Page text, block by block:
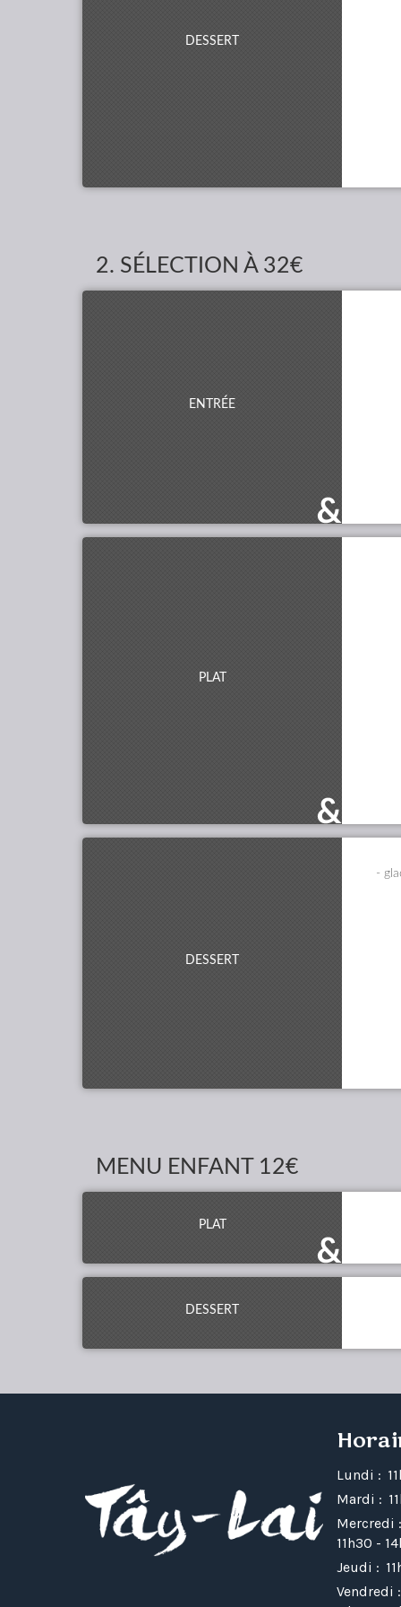
DESSERT
2. SÉLECTION À 32€
ENTRÉE
PLAT
DESSERT
-
MENU ENFANT 12€
PLAT
DESSERT
Lundi :
Mardi :
Mercredi :
11h30 -
Jeudi :
Vendredi :